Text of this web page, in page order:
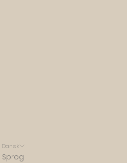
Dansk
Sprog